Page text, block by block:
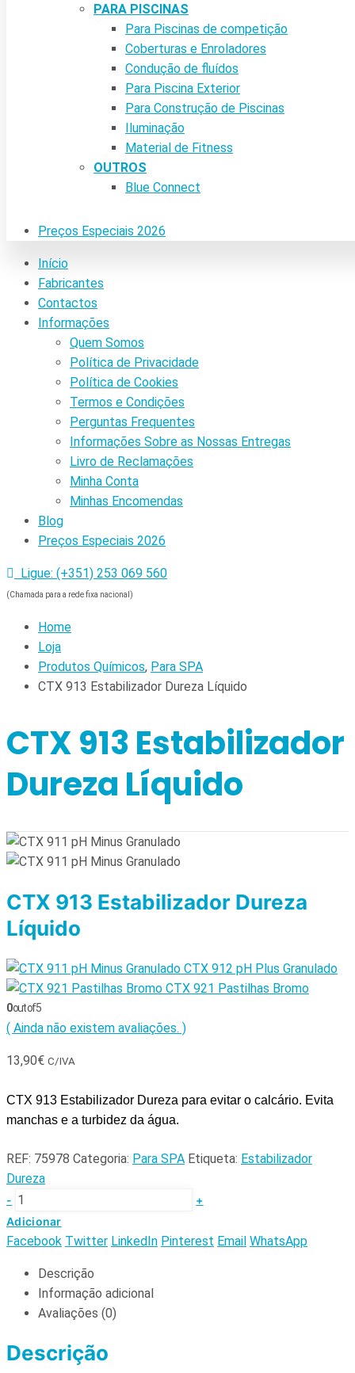
PARA PISCINAS
Para Piscinas de competição
Coberturas e Enroladores
Condução de fluídos
Para Piscina Exterior
Para Construção de Piscinas
Iluminação
Material de Fitness
OUTROS
Blue Connect
Preços Especiais 2026
Início
Fabricantes
Contactos
Informações
Quem Somos
Política de Privacidade
Política de Cookies
Termos e Condições
Perguntas Frequentes
Informações Sobre as Nossas Entregas
Livro de Reclamações
Minha Conta
Minhas Encomendas
Blog
Preços Especiais 2026
Ligue: (+351) 253 069 560
(Chamada para a rede fixa nacional)
Home
Loja
Produtos Químicos, Para SPA
CTX 913 Estabilizador Dureza Líquido
CTX 913 Estabilizador
Dureza Líquido
CTX 913 Estabilizador Dureza
Líquido
CTX 912 pH Plus Granulado
CTX 921 Pastilhas Bromo
0out of 5
( Ainda não existem avaliações. )
13,90€ C/IVA
CTX 913 Estabilizador Dureza para evitar o calcário. Evita
manchas e a turbidez da água.
REF: 75978 Categoria: Para SPA Etiqueta: Estabilizador
Dureza
-
+
Adicionar
Facebook Twitter LinkedIn Pinterest Email WhatsApp
Descrição
Informação adicional
Avaliações (0)
Descrição